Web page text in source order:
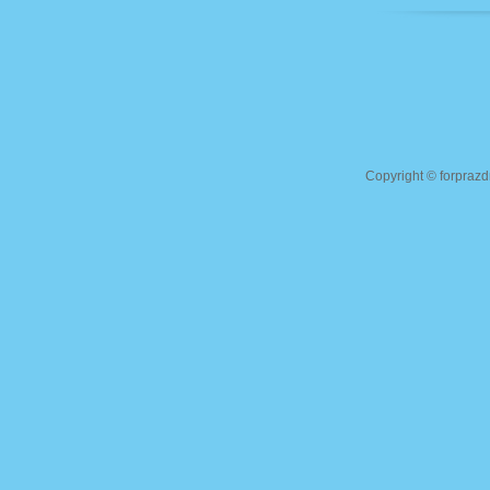
Copyright ©